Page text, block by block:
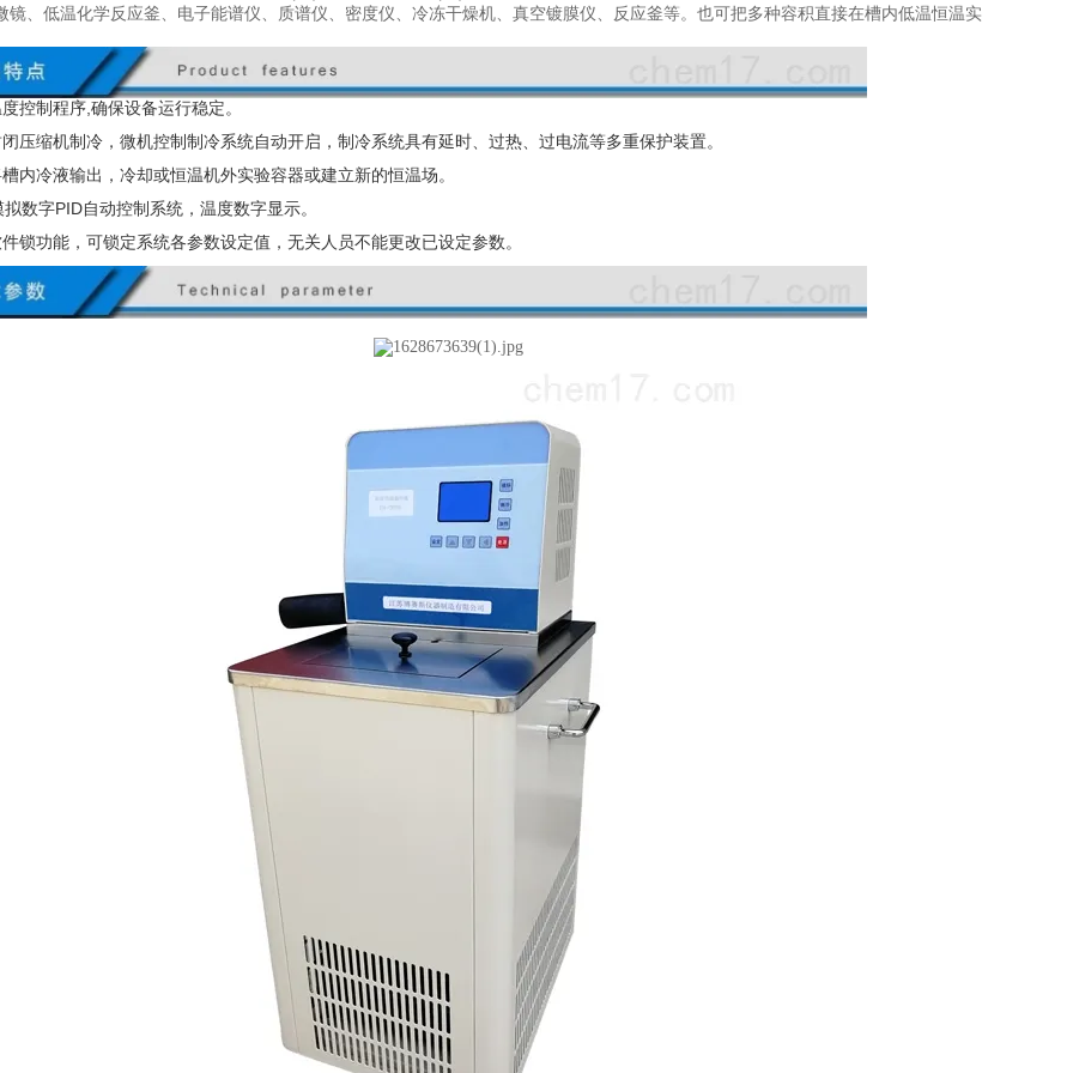
镜、低温化学反应釜、电子能谱仪、质谱仪、密度仪、冷冻干燥机、真空镀膜仪、反应釜等。也可把多种容积直接在槽内低温恒温实
控制程序,确保设备运行稳定。
压缩机制冷，微机控制制冷系统自动开启，制冷系统具有延时、过热、过电流等多重保护装置。
内冷液输出，冷却或恒温机外实验容器或建立新的恒温场。
拟数字PID自动控制系统，温度数字显示。
锁功能，可锁定系统各参数设定值，无关人员不能更改已设定参数。